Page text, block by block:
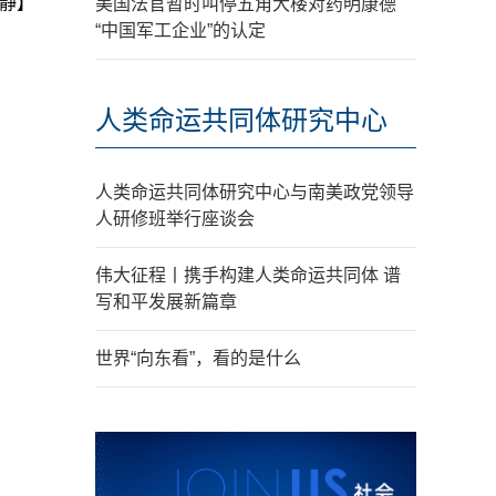
美国法官暂时叫停五角大楼对药明康德
“中国军工企业”的认定
人类命运共同体研究中心
人类命运共同体研究中心与南美政党领导
人研修班举行座谈会
伟大征程丨携手构建人类命运共同体 谱
写和平发展新篇章
世界“向东看”，看的是什么